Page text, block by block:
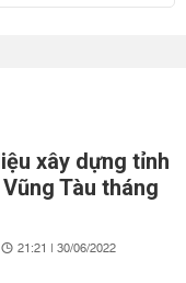
xây dựng tỉnh
Tàu tháng
21:21 | 30/06/2022